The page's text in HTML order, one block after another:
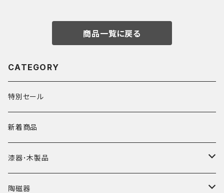
商品一覧に戻る
CATEGORY
特別セール
新着商品
漆器･木製品
皿
陶磁器